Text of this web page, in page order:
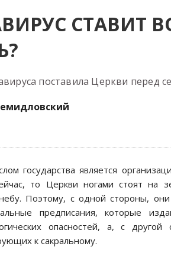
СТАВИТ
поставила Церкви перед
государства является
то Церкви ногами стоят на
Поэтому, с одной стороны,
предписания, которые
опасностей, а, с другой
к сакральному.